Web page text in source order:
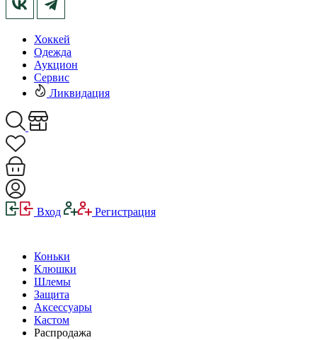
Хоккей
Одежда
Аукцион
Сервис
Ликвидация
Вход Регистрация
Коньки
Клюшки
Шлемы
Защита
Аксессуары
Кастом
Распродажа